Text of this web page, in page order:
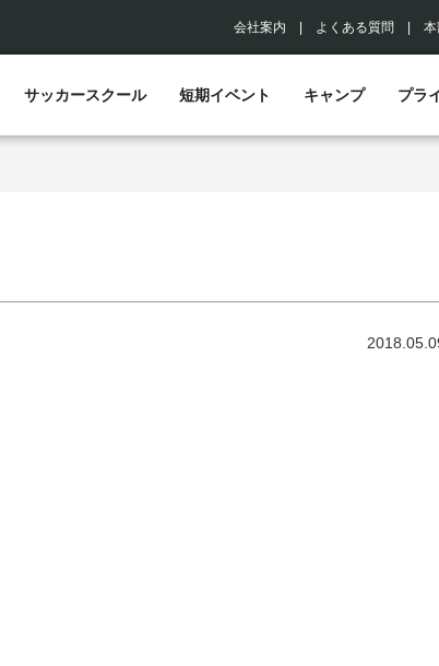
会社案内 よくある質問
サッカースクール 短期イベント キャンプ プラ